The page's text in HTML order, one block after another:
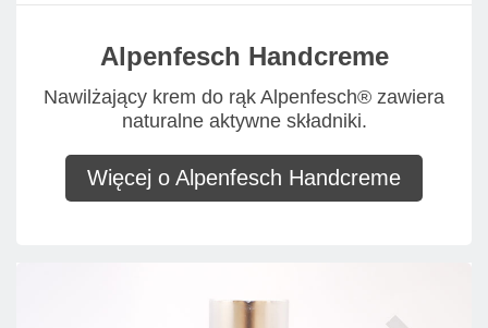
Alpenfesch Handcreme
Nawilżający krem do rąk Alpenfesch® zawiera
naturalne aktywne składniki.
Więcej o Alpenfesch Handcreme